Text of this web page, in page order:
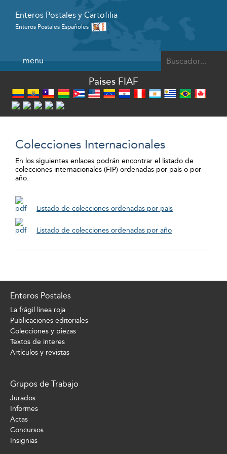
Enteros Postales y Cartofilia
Enteros Postales Españoles
menu
Paises FIAF
Colecciones Internacionales
En los siguientes enlaces podrán encontrar el listado de
colecciones internacionales (FIP) ordenadas por país o por
año.
Listado de colecciones ordenadas por país
Listado de colecciones ordenadas por año
Enteros Postales
La frágil linea roja
Publicaciones editoriales
Colecciones y piezas
Textos de interes
Artículos y revistas
Grupos de Trabajo
Jurados
Informes
Actas
Concursos
Insignias